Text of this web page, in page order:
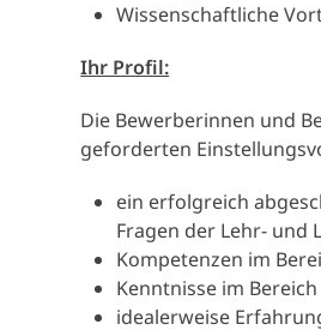
Wissenschaftliche
Ihr Profil:
Die Bewerberinnen und
geforderten
ein erfolgreich
Fragen der Lehr- und
Kompetenzen im
Kenntnisse im
idealerweise